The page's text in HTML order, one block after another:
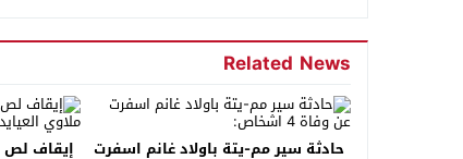
Related News
حادثة سير مم-يتة باولاد غانم اسفرت
إيقاف